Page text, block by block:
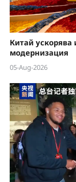
Китай ускорява
модернизация
05-Aug-2026